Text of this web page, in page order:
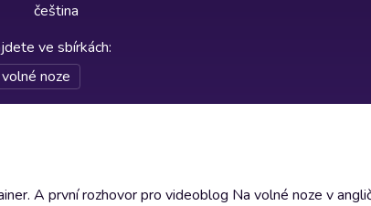
čeština
ve sbírkách:
noze
A první rozhovor pro videoblog Na volné noze v